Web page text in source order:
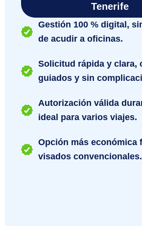
Tenerife
Gestión 100 % digital,
de acudir a oficinas.
Solicitud rápida y clara,
guiados y sin
Autorización válida
ideal para varios viajes.
Opción más económica
visados convencionales.